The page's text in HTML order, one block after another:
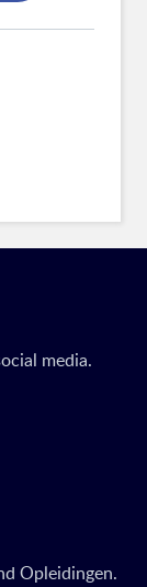
media.
Opleidingen.